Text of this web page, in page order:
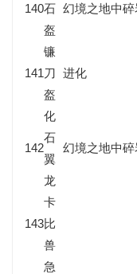
140石
盔
幻境之地中
141
镰
刀
盔
进化
142
化
石
翼
龙
幻境之地中
143
卡
比
兽
急